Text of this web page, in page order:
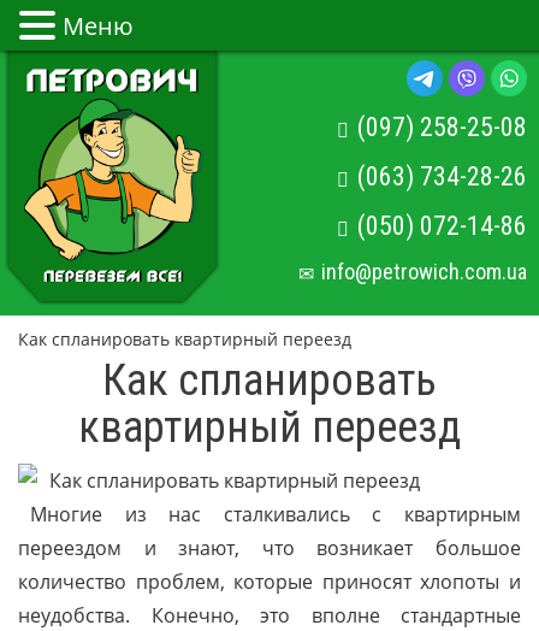
(097) 258-25-08
(063) 734-28-26
(050) 072-14-86
info@petrowich.com.ua
Как спланировать квартирный переезд
Как спланировать
квартирный переезд
Многие из нас сталкивались с квартирным
переездом и знают, что возникает большое
количество проблем, которые приносят хлопоты и
неудобства. Конечно, это вполне стандартные
Меню